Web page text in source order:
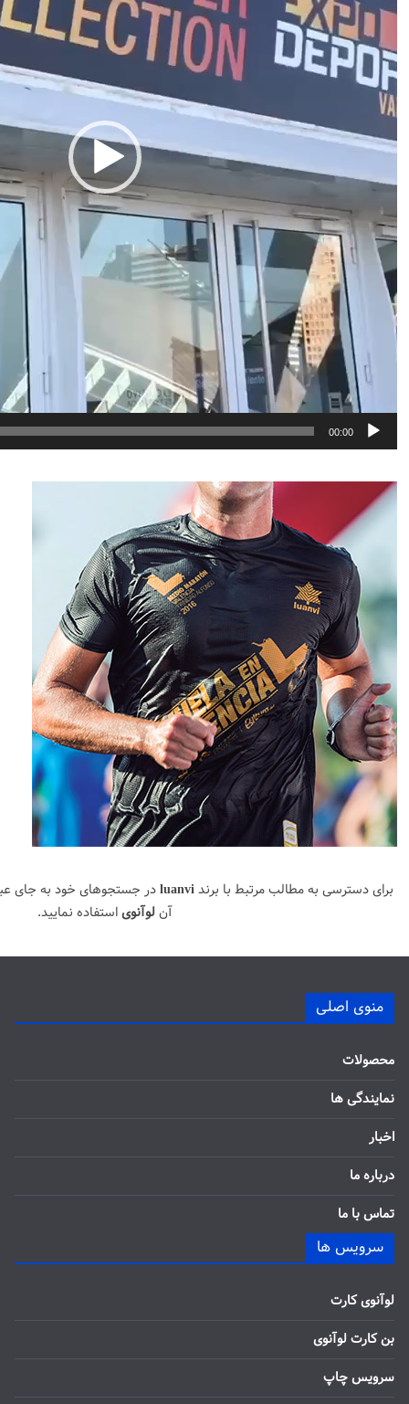
00:00
برای دسترسی به مطالب مرتبط با برندluanviدر جستجوهای خود به جای
آن لوآنویاستفاده نمایید.
منوی اصلی
محصولات
نمایندگی ها
اخبار
درباره ما
تماس با ما
سرویس ها
لوآنوی کارت
بن کارت لوآنوی
سرویس چاپ